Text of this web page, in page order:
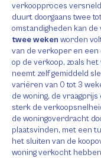
verkoopproces
duurt doorgaans twee
omstandigheden kan de
twee weken worden
van de verkoper en
op de verkoop, zoals
neemt zelf gemiddeld
variëren van 0 tot 3
de woning, de
sterk de
de woningoverdracht
plaatsvinden, met een
het sluiten van de
woning verkocht